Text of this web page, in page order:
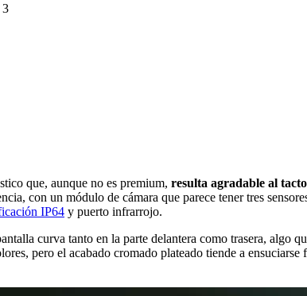
3
que, aunque no es premium, resulta agradable al tacto
con un módulo de cámara que parece tener tres
IP64 y puerto infrarrojo.
curva tanto en la parte delantera como trasera, algo
pero el acabado cromado plateado tiende a